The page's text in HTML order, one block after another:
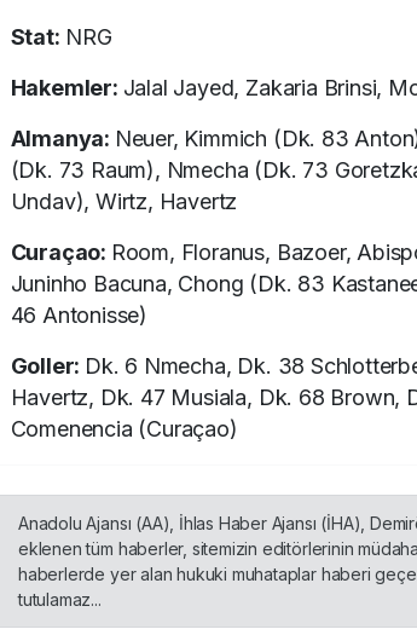
Stat: NRG
Hakemler: Jalal Jayed, Zakaria Brinsi,
Almanya: Neuer, Kimmich (Dk. 83
(Dk. 73 Raum), Nmecha (Dk. 73
Undav), Wirtz, Havertz
Curaçao: Room, Floranus, Bazoer,
Juninho Bacuna, Chong (Dk. 83
46 Antonisse)
Goller: Dk. 6 Nmecha, Dk. 38
Havertz, Dk. 47 Musiala, Dk. 68 Brown,
Comenencia (Curaçao)
Anadolu Ajansı (AA), İhlas Haber Ajansı (İHA),
eklenen tüm haberler, sitemizin editörlerinin
haberlerde yer alan hukuki muhataplar haberi
tutulamaz...